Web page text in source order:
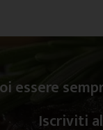
essere
Iscriviti